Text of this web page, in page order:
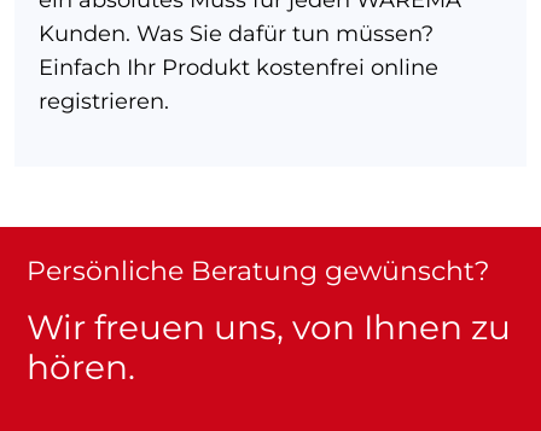
Kunden. Was Sie dafür tun müssen?
Einfach Ihr Produkt kostenfrei online
registrieren.
Persönliche Beratung gewünscht?
Wir freuen uns, von Ihnen zu
hören.